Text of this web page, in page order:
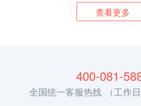
查看更多
400-081-
全国统一客服热线 （工作日